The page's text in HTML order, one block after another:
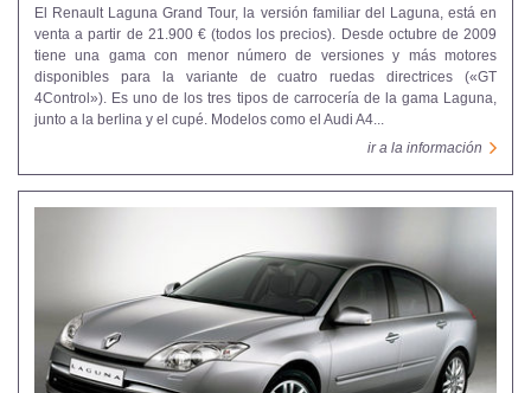
El Renault Laguna Grand Tour, la versión familiar del Laguna, está en
venta a partir de 21.900 € (todos los precios). Desde octubre de 2009
tiene una gama con menor número de versiones y más motores
disponibles para la variante de cuatro ruedas directrices («GT
4Control»). Es uno de los tres tipos de carrocería de la gama Laguna,
junto a la berlina y el cupé. Modelos como el Audi A4...
ir a la información